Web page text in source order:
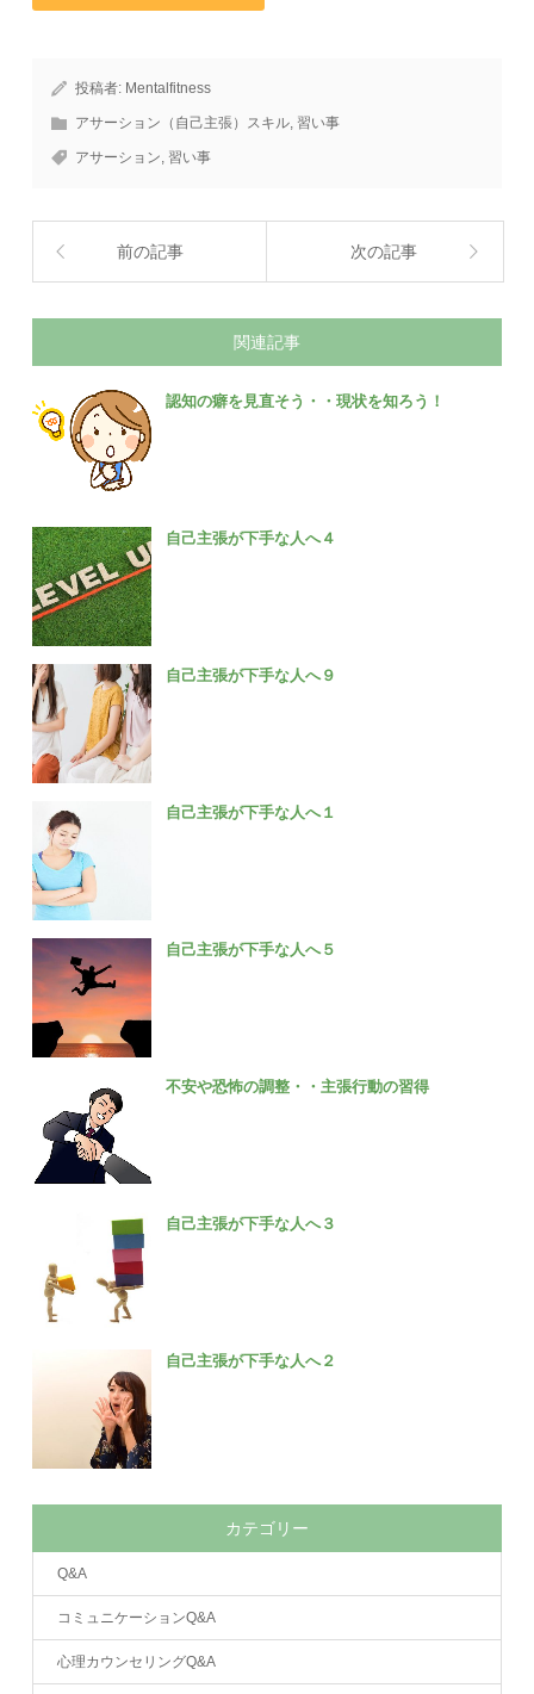
投稿者: Mentalfitness
アサーション（自己主張）スキル,習い事
アサーション,習い事
前の記事 次の記事
関連記事
認知の癖を見直そう・・現状を知ろう！
自己主張が下手な人へ４
自己主張が下手な人へ９
自己主張が下手な人へ１
自己主張が下手な人へ５
不安や恐怖の調整・・主張行動の習得
自己主張が下手な人へ３
自己主張が下手な人へ２
カテゴリー
Q&A
コミュニケーションQ&A
心理カウンセリングQ&A